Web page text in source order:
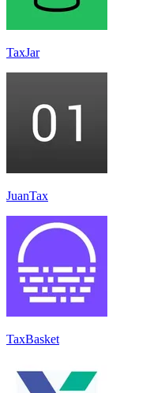
TaxJar
JuanTax
TaxBasket